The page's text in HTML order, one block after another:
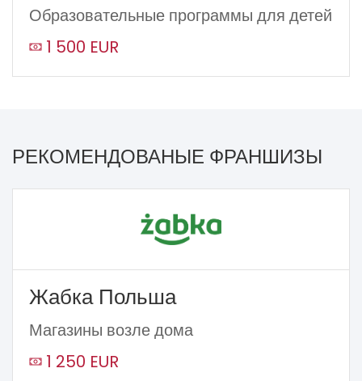
Образовательные программы для детей
1 500 EUR
РЕКОМЕНДОВАНЫЕ ФРАНШИЗЫ
Жабка Польша
Магазины возле дома
1 250 EUR